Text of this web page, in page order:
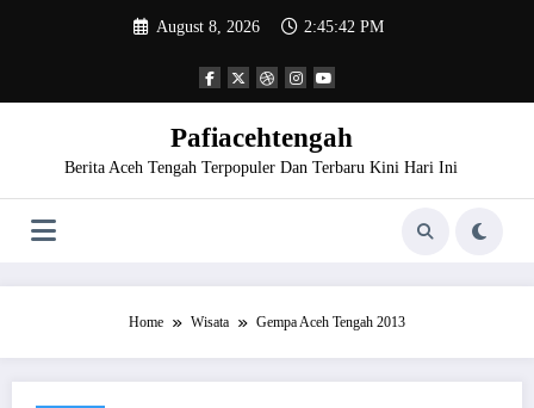
August 8, 2026 2:45:42 PM
Pafiacehtengah
Berita Aceh Tengah Terpopuler Dan Terbaru Kini Hari Ini
Home Wisata Gempa Aceh Tengah 2013